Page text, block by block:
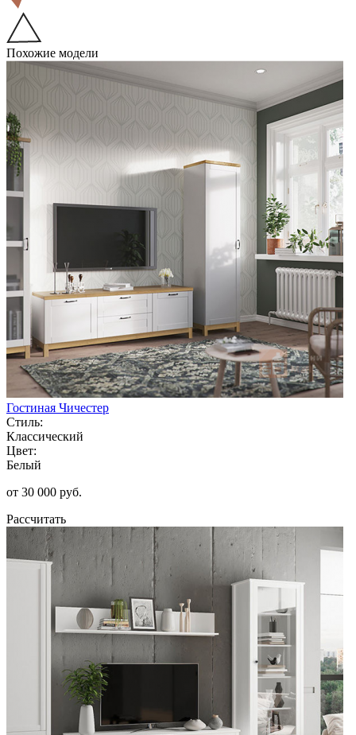
Похожие модели
Гостиная Чичестер
Стиль:
Классический
Цвет:
Белый
от 30 000 руб.
Рассчитать